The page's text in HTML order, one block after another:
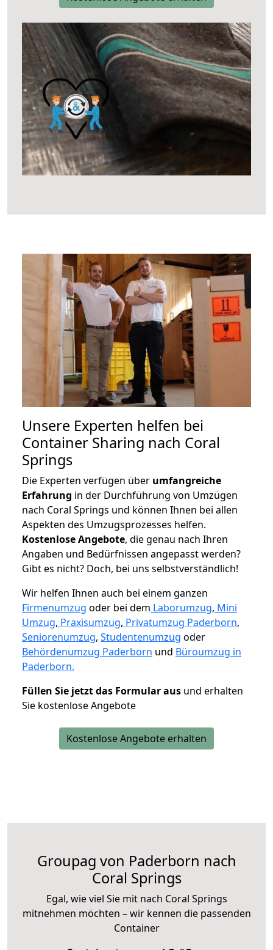
Unsere Experten helfen bei
Container Sharing nach Coral
Springs
Die Experten verfügen über umfangreiche
Erfahrung in der Durchführung von Umzügen
nach Coral Springs und können Ihnen bei allen
Aspekten des Umzugsprozesses helfen.
Kostenlose Angebote, die genau nach Ihren
Angaben und Bedürfnissen angepasst werden?
Gibt es nicht? Doch, bei uns selbstverständlich!
Wir helfen Ihnen auch bei einem ganzen
Firmenumzug oder bei dem Laborumzug, Mini
Umzug, Praxisumzug, Privatumzug Paderborn,
Seniorenumzug, Studentenumzug oder
Behördenumzug Paderborn und Büroumzug in
Paderborn.
Füllen Sie jetzt das Formular aus und erhalten
Sie kostenlose Angebote
Kostenlose Angebote erhalten
Groupag von Paderborn nach
Coral Springs
Egal, wie viel Sie mit nach Coral Springs
mitnehmen möchten – wir kennen die passenden
Container